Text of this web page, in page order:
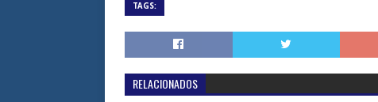
TAGS:
RELACIONADOS